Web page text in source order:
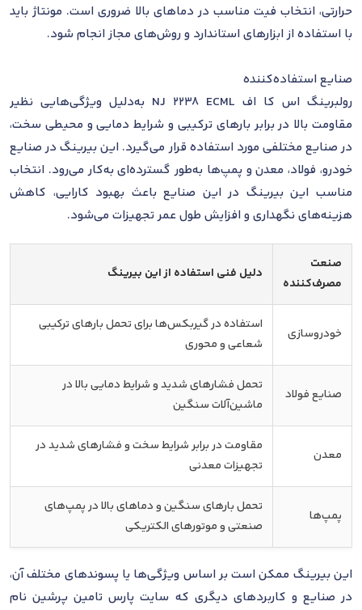
حرارتی، انتخاب فیت مناسب در دماهای بالا ضروری است. مونتاژ باید
با استفاده از ابزارهای استاندارد و روش‌های مجاز انجام شود.
صنایع استفاده‌کننده
رولبرینگ اس کا اف NJ 2238 ECML به‌دلیل ویژگی‌هایی نظیر
مقاومت بالا در برابر بارهای ترکیبی و شرایط دمایی و محیطی سخت،
در صنایع مختلفی مورد استفاده قرار می‌گیرد. این بیرینگ در صنایع
خودرو، فولاد، معدن و پمپ‌ها به‌طور گسترده‌ای به‌کار می‌رود. انتخاب
مناسب این بیرینگ در این صنایع باعث بهبود کارایی، کاهش
هزینه‌های نگهداری و افزایش طول عمر تجهیزات می‌شود.
صنعت
مصرف‌کننده
دلیل فنی استفاده از این بیرینگ
خودروسازی
استفاده در گیربکس‌ها برای تحمل بارهای ترکیبی
شعاعی و محوری
صنایع فولاد
تحمل فشارهای شدید و شرایط دمایی بالا در
ماشین‌آلات سنگین
معدن
مقاومت در برابر شرایط سخت و فشارهای شدید در
تجهیزات معدنی
پمپ‌ها
تحمل بارهای سنگین و دماهای بالا در پمپ‌های
صنعتی و موتورهای الکتریکی
این بیرینگ ممکن است بر اساس ویژگی‌ها یا پسوندهای مختلف آن،
در صنایع و کاربردهای دیگری که سایت پارس تامین پرشین نام